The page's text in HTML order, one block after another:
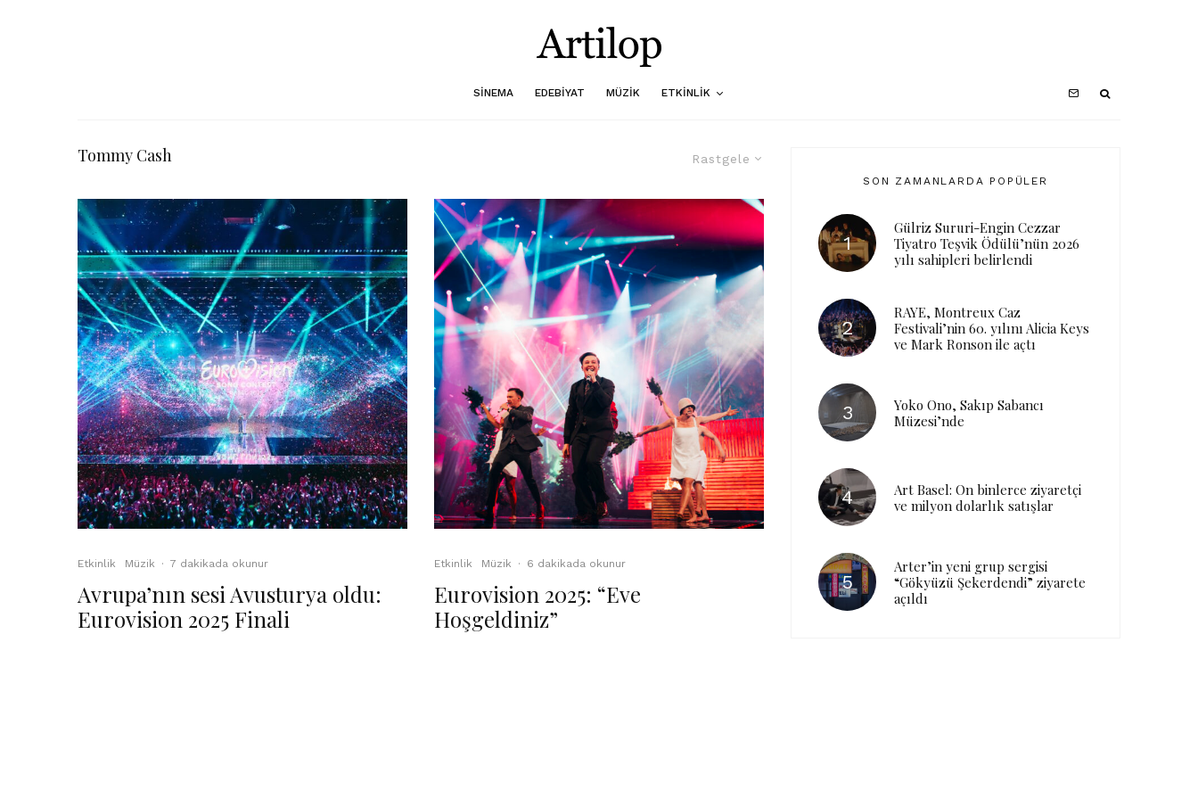
SINEMA EDEBIYAT MÜZIK ETKINLIK
Rastgele
Tommy Cash
Etkinlik Müzik · 7 dakikada okunur
Avrupa’nın sesi Avusturya oldu:
Eurovision 2025 Finali
Etkinlik Müzik · 6 dakikada okunur
Eurovision 2025: “Eve
Hoşgeldiniz”
SON ZAMANLARDA POPÜLER
Gülriz Sururi-Engin Cezzar
Tiyatro Teşvik Ödülü’nün 2026
yılı sahipleri belirlendi
RAYE, Montreux Caz
Festivali’nin 60. yılını Alicia Keys
ve Mark Ronson ile açtı
Yoko Ono, Sakıp Sabancı
Müzesi’nde
Art Basel: On binlerce ziyaretçi
ve milyon dolarlık satışlar
Arter’in yeni grup sergisi
“Gökyüzü Şekerdendi” ziyarete
açıldı